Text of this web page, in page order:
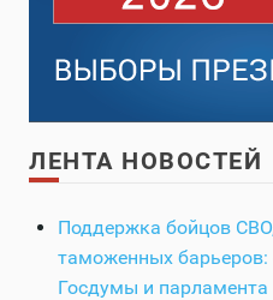
ЛЕНТА НОВОСТЕЙ
Поддержка бойцов
таможенных барьеров:
Госдумы и